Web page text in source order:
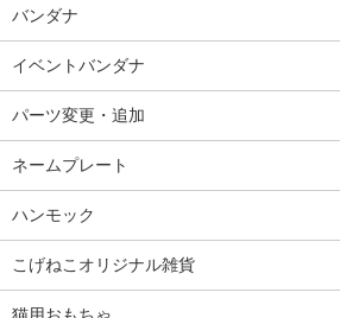
バンダナ
イベントバンダナ
パーツ変更・追加
ネームプレート
ハンモック
こげねこオリジナル雑貨